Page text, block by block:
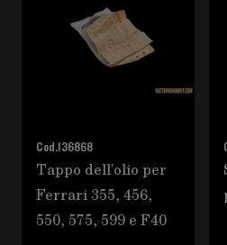
Cod.136868
Tappo dell'olio per
Ferrari 355, 456,
550, 575, 599 e F40